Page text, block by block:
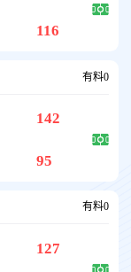
116
有料0
142
95
有料0
127